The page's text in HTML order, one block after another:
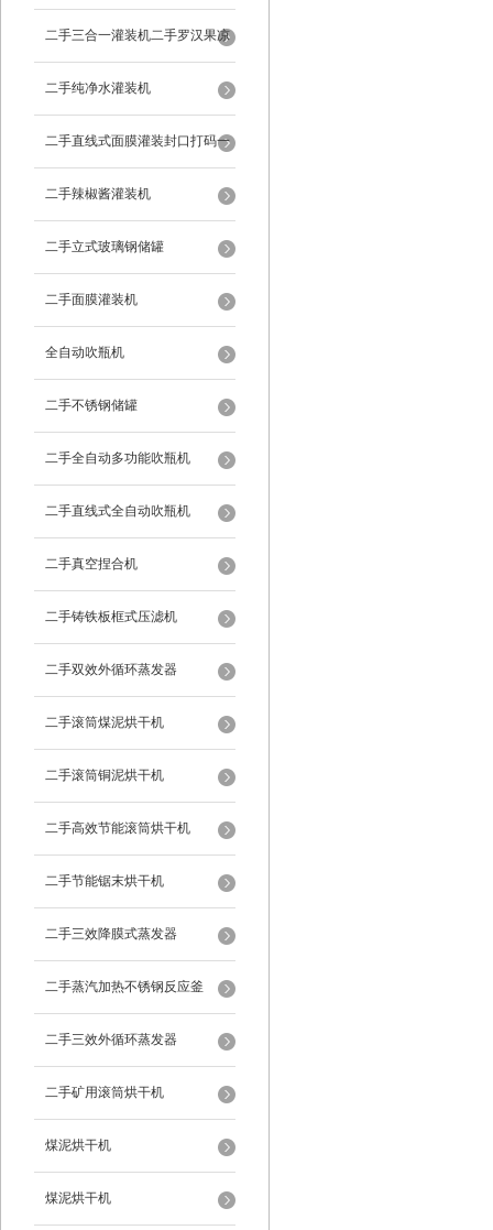
二手三合一灌装机二手罗汉果凉
茶灌装机
二手纯净水灌装机
二手直线式面膜灌装封口打码一
体机
二手辣椒酱灌装机
二手立式玻璃钢储罐
二手面膜灌装机
全自动吹瓶机
二手不锈钢储罐
二手全自动多功能吹瓶机
二手直线式全自动吹瓶机
二手真空捏合机
二手铸铁板框式压滤机
二手双效外循环蒸发器
二手滚筒煤泥烘干机
二手滚筒铜泥烘干机
二手高效节能滚筒烘干机
二手节能锯末烘干机
二手三效降膜式蒸发器
二手蒸汽加热不锈钢反应釜
二手三效外循环蒸发器
二手矿用滚筒烘干机
煤泥烘干机
煤泥烘干机